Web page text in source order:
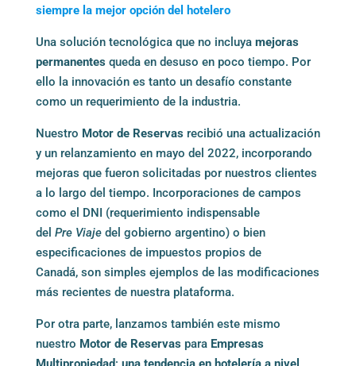
siempre la mejor opción del hotelero
Una solución tecnológica que no incluya mejoras
permanentesqueda en desuso en poco tiempo. Por
ello la innovación es tanto un desafío constante
como un requerimiento de la industria.
Nuestro Motor de Reservasrecibió una actualización
y un relanzamiento en mayo del 2022, incorporando
mejoras que fueron solicitadas por nuestros clientes
a lo largo del tiempo. Incorporaciones de campos
como el DNI (requerimiento indispensable
del Pre Viajedel gobierno argentino) o bien
especificaciones de impuestos propios de
Canadá, son simples ejemplos de las modificaciones
más recientes de nuestra plataforma.
Por otra parte, lanzamos también este mismo
nuestro Motor de Reservaspara Empresas